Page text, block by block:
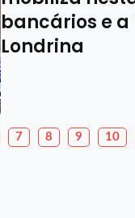
bancários e
Londrina
7 8 9 10